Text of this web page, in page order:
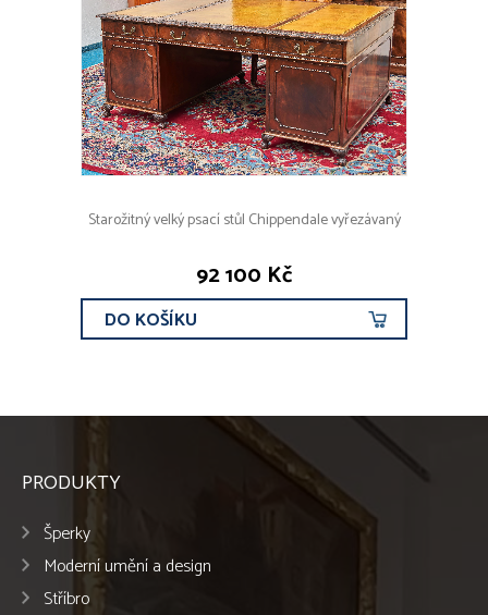
Starožitný velký psací stůl Chippendale vyřezávaný
92 100 Kč
DO KOŠÍKU
PRODUKTY
Šperky
Moderní umění a design
Stříbro